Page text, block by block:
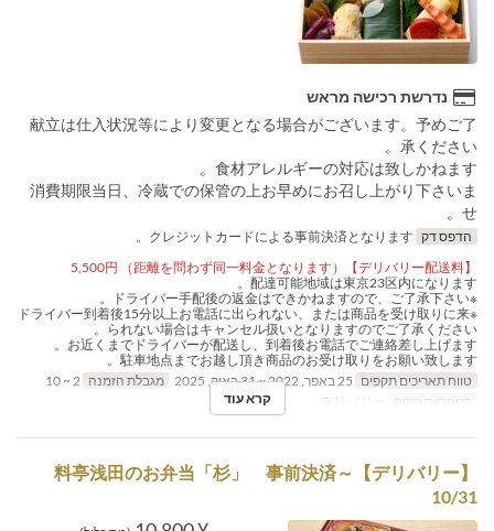
נדרשת רכישה מראש
献立は仕入状況等により変更となる場合がございます。予めご了
承ください。
食材アレルギーの対応は致しかねます。
消費期限当日、冷蔵での保管の上お早めにお召し上がり下さいま
せ。
הדפס דק
【デリバリー配送料】5,500円 （距離を問わず同一料金となります）
配達可能地域は東京23区内になります。
※ドライバー手配後の返金はできかねますので、ご了承下さい。
※ドライバー到着後15分以上お電話に出られない、または商品を受け取りに来
られない場合はキャンセル扱いとなりますのでご了承ください。
お近くまでドライバーが配送し、到着後お電話でご連絡差し上げます。
駐車地点までお越し頂き商品のお受け取りをお願い致します。
טווח תאריכים תקפים
מגבלת הזמנה
קטגוריית מקום
קרא עוד
【デリバリー】料亭浅田のお弁当「杉」 事前決済～
10/31